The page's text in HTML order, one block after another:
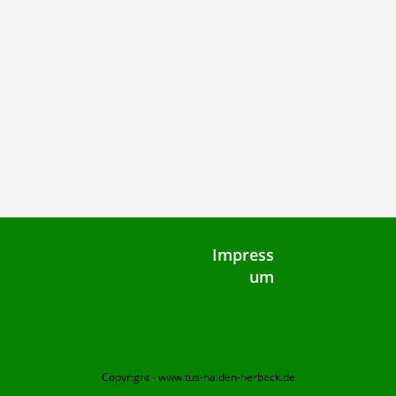
Impress
um
Copyright - www.tus-halden-herbeck.de